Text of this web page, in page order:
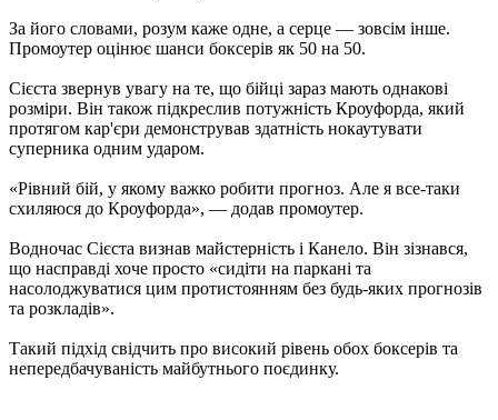
За його словами, розум каже одне, а серце — зовсім інше.
Промоутер оцінює шанси боксерів як 50 на 50.
Сієста звернув увагу на те, що бійці зараз мають однакові
розміри. Він також підкреслив потужність Кроуфорда, який
протягом кар'єри демонстрував здатність нокаутувати
суперника одним ударом.
«Рівний бій, у якому важко робити прогноз. Але я все-таки
схиляюся до Кроуфорда», — додав промоутер.
Водночас Сієста визнав майстерність і Канело. Він зізнався,
що насправді хоче просто «сидіти на паркані та
насолоджуватися цим протистоянням без будь-яких прогнозів
та розкладів».
Такий підхід свідчить про високий рівень обох боксерів та
непередбачуваність майбутнього поєдинку.